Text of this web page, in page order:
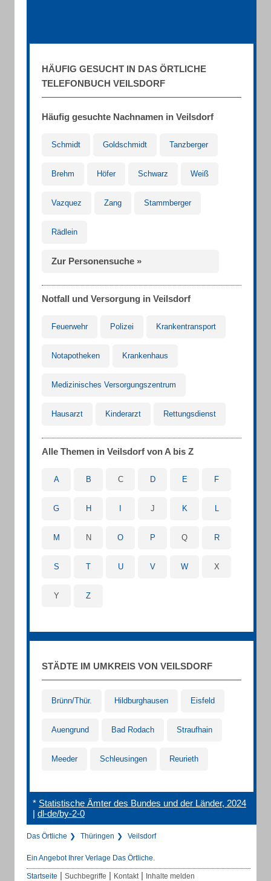
HÄUFIG GESUCHT IN DAS ÖRTLICHE
TELEFONBUCH VEILSDORF
Häufig gesuchte Nachnamen in Veilsdorf
Schmidt Goldschmidt Tanzberger
Brehm Höfer Schwarz Weiß
Vazquez Zang Stammberger
Rädlein
Zur Personensuche »
Notfall und Versorgung in Veilsdorf
Feuerwehr Polizei Krankentransport
Notapotheken Krankenhaus
Medizinisches Versorgungszentrum
Hausarzt Kinderarzt Rettungsdienst
Alle Themen in Veilsdorf von A bis Z
A B C D E F
G H J K L
M N O P Q R
S T U V W X
Y Z
STÄDTE IM UMKREIS VON VEILSDORF
Brünn/Thür. Hildburghausen Eisfeld
Auengrund Bad Rodach Straufhain
Meeder Schleusingen Reurieth
* Statistische Ämter des Bundes und der Länder, 2024
| dl-de/by-2-0
Das Örtliche Thüringen Veilsdorf
Ein Angebot Ihrer Verlage Das Örtliche.
Startseite | Suchbegriffe | Kontakt | Inhalte melden